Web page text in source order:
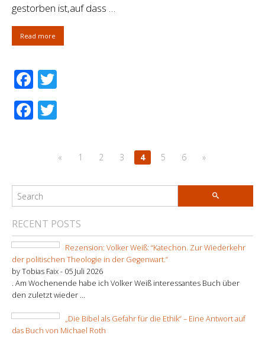
gestorben ist,auf dass …
Read more
Facebook
Facebook
« 1 2 3 4 5 6 »
RECENT POSTS
Rezension: Volker Weiß: “Katechon. Zur Wiederkehr
der politischen Theologie in der Gegenwart.”
by Tobias Faix - 05 Juli 2026
. Am Wochenende habe ich Volker Weiß interessantes Buch über
den zuletzt wieder ...
„Die Bibel als Gefahr für die Ethik“ – Eine Antwort auf
das Buch von Michael Roth